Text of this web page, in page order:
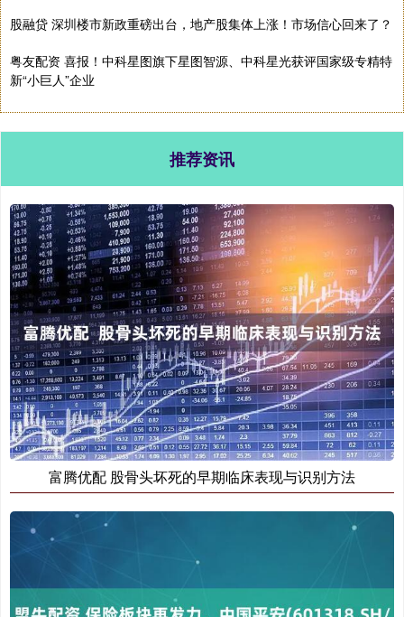
股融贷 深圳楼市新政重磅出台，地产股集体上涨！市场信心回来了？
粤友配资 喜报！中科星图旗下星图智源、中科星光获评国家级专精特
新“小巨人”企业
推荐资讯
富腾优配 股骨头坏死的早期临床表现与识别方法